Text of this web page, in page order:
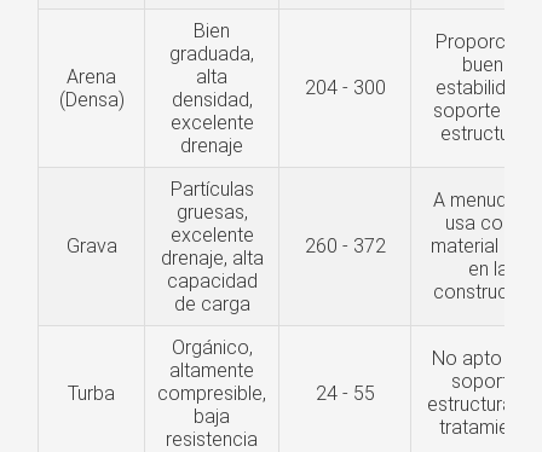
Arena
(Densa)
Bien
graduada,
alta
densidad,
excelente
drenaje
204 - 300
Proporciona
buena
estabilidad y
soporte
estructuras
Grava
Partículas
gruesas,
excelente
drenaje, alta
capacidad
de carga
260 - 372
A menudo
usa como
material
en la
Turba
Orgánico,
altamente
compresible,
baja
resistencia
24 - 55
No apto
soportar
estructuras
tratamiento